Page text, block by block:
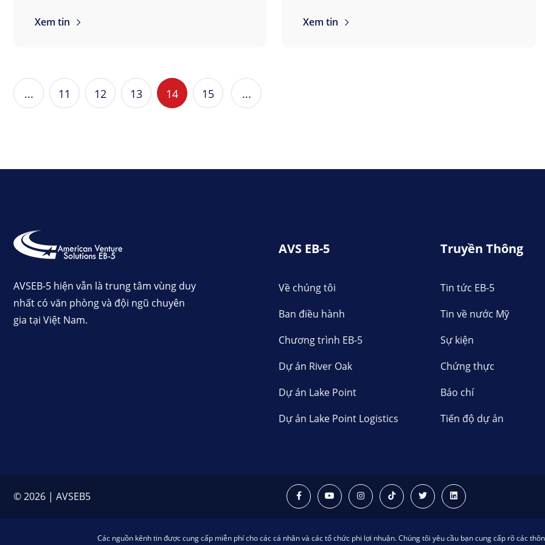
Xem tin Xem tin
... 11 12 13 14 15 ...
AVSEB-5 hiện vẫn là trung tâm vùng duy
nhất có văn phòng và đội ngũ chuyên
gia tại Việt Nam.
AVS EB-5
Về chúng tôi
Ban điều hành
Chương trình EB-5
Dự án River Oak
Dự án Lake Point
Dự án Lake Point Logistics
Truyền Thông
Tin tức EB-5
Tin về nước Mỹ
Sự kiện
Chứng thực
Báo chí
Tiến độ dự án
© 2026 | AVSEB5
Các nguồn kênh tin được cung cấp miễn phí cho các cá nhân và các tổ chức phi lợi nhuận. Chúng tôi yêu cầu bạn cung cấp rõ các